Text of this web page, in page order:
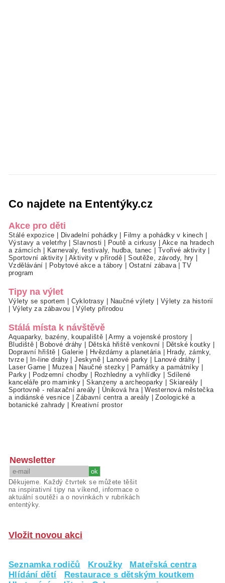
Co najdete na Ententýky.cz
Akce pro děti
Stálé expozice Divadelní pohádky Filmy a pohádky v kinech
Výstavy a veletrhy|Slavnosti Poutě a cirkusy
Akce na hradech
a zámcích
Karnevaly, festivaly, hudba, tanec Tvořivé aktivity
Sportovní aktivity|Aktivity v přírodě |Soutěže, závody, hry
Vzdělávání
Pobytové akce a tábory Ostatní zábava|TV
program
Tipy na výlet
Výlety se sportem Cyklotrasy Naučné výlety
Výlety za historií
Výlety za zábavou |Výlety přírodou
Stálá místa k návštěvě
Aquaparky, bazény, koupaliště |Army a vojenské prostory
Bludiště
Bobové dráhy Dětská hřiště venkovní Dětské koutky
Dopravní hřiště
Galerie Hvězdárny a planetária|
Hrady, zámky,
tvrze| In-line dráhy |Jeskyně| Lanové parky Lanové dráhy
Laser Game
Muzea| Naučné stezky Památky a památníky
Parky| Podzemní chodby Rozhledny a vyhlídky
Sdílené
kanceláře pro maminky |Skanzeny a archeoparky Skiareály
Sportovně - relaxační areály
Úniková hra|Westernová městečka
a indiánské vesnice |Zábavní centra a areály |Zoologické a
botanické zahrady
Kreativní prostor
Newsletter
Děkujeme. Každý čtvrtek se můžete těšit
na inspirativní tipy na víkend, informace o
aktuální soutěži a o novinkách v rubrikách
ententýky.
Vložit novou akci
Seznamka rodičů Kroužky
Mateřská centra
Hlídání dětí
Restaurace s dětským koutkem